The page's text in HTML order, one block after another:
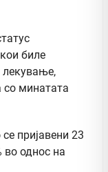
биле
со минатата
пријавени 23
во однос на